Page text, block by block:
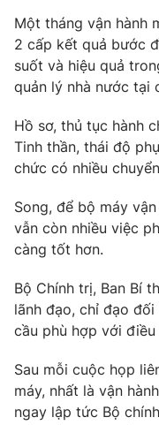
Thế giới đó đây
Câu chuyện quốc tế
Kinh tế
Tài chính
Thị trường
Góc doanh nghiệp
Dữ liệu và đời sống
Truyền hình
Phim VTV
Hậu trường
Nhân vật
Giải sao mai
Giải trí
Điện ảnh
Âm nhạc
Sao
Đời sống
Làm đẹp
Chất lượng cuộc
Giáo dục
Tuyển sinh
Công nghệ
Hitech Công nghệ
Sản phẩm
Giao lưu trực tuyến
Một tháng vận hành
2 cấp kết quả bước
suốt và hiệu quả
quản lý nhà nước tại
Hồ sơ, thủ tục hành
Tinh thần, thái độ
chức có nhiều
Song, để bộ máy
vẫn còn nhiều việc
càng tốt hơn.
Bộ Chính trị, Ban Bí
lãnh đạo, chỉ đạo
cầu phù hợp với
Sau mỗi cuộc họp
máy, nhất là vận
ngay lập tức Bộ